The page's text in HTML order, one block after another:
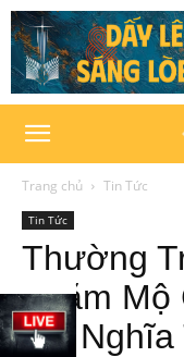
Trang chủ Tin Tức
Tin Tức
Thường
Thăm Mộ
Tại Nghĩa